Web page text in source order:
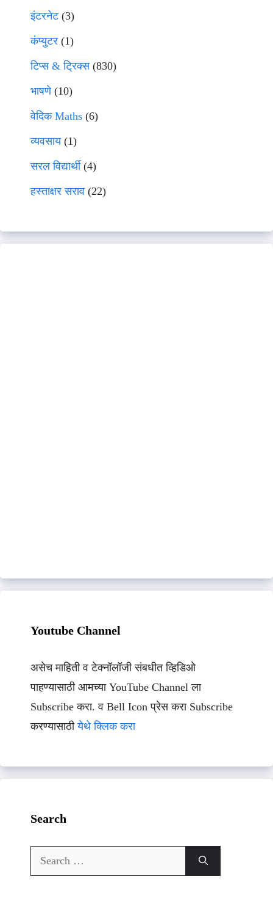
इंटरनेट(3)
कंप्युटर (1)
टिप्स & ट्रिक्स(830)
भाषणे(10)
वेदिक Maths (6)
व्यवसाय(1)
सरल विद्यार्थी(4)
हस्ताक्षर सराव (22)
Youtube Channel
असेच माहिती व टेक्नॉलॉजी संबधीत व्हिडिओ
पाहण्यासाठी आमच्या YouTube Channel ला
Subscribe करा. व Bell Icon प्रेस करा Subscribe
करण्यासाठीयेथे क्लिक करा
Search
Search
for: